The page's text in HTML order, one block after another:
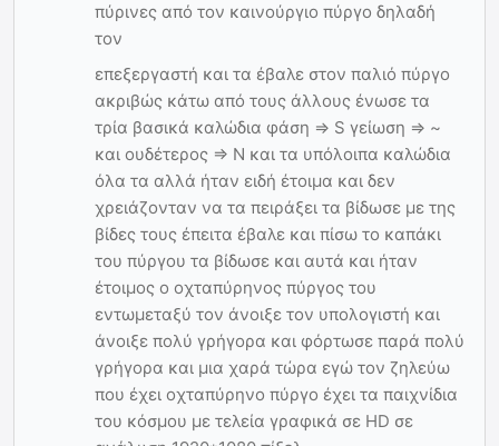
πύρινες από τον καινούργιο πύργο δηλαδή
τον
επεξεργαστή και τα έβαλε στον παλιό πύργο
ακριβώς κάτω από τους άλλους ένωσε τα
τρία βασικά καλώδια φάση => S γείωση => ~
και ουδέτερος => Ν και τα υπόλοιπα καλώδια
όλα τα αλλά ήταν ειδή έτοιμα και δεν
χρειάζονταν να τα πειράξει τα βίδωσε με της
βίδες τους έπειτα έβαλε και πίσω το καπάκι
του πύργου τα βίδωσε και αυτά και ήταν
έτοιμος ο οχταπύρηνος πύργος του
εντωμεταξύ τον άνοιξε τον υπολογιστή και
άνοιξε πολύ γρήγορα και φόρτωσε παρά πολύ
γρήγορα και μια χαρά τώρα εγώ τον ζηλεύω
που έχει οχταπύρηνο πύργο έχει τα παιχνίδια
του κόσμου με τελεία γραφικά σε HD σε